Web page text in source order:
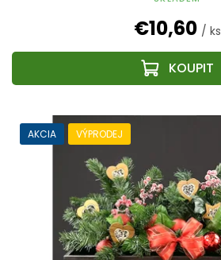
€10,60 / ks
AKCIA VÝPRODEJ